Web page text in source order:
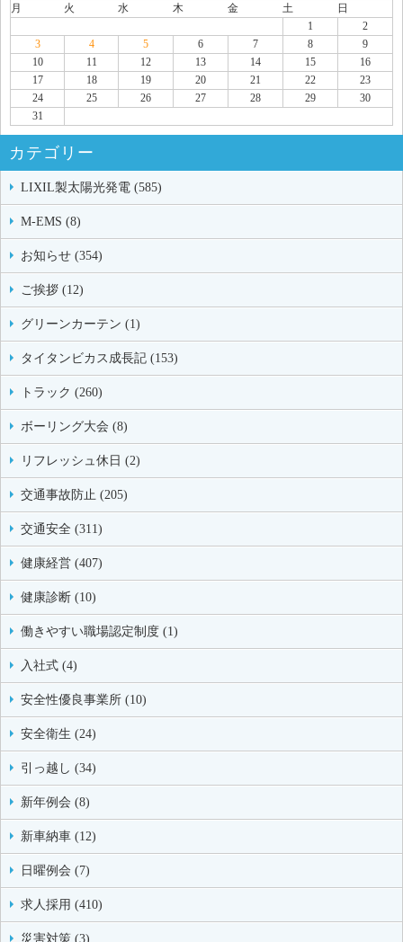
月
火 水 木 金 土
日
1
2
3
4 5 6 7 8
9
10
11 12 13 14 15
16
17
18 19 20 21 22
23
24
25 26 27 28 29
30
31
カテゴリー
LIXIL製太陽光発電 (585)
M-EMS (8)
お知らせ (354)
ご挨拶 (12)
グリーンカーテン (1)
タイタンビカス成長記 (153)
トラック (260)
ボーリング大会 (8)
リフレッシュ休日 (2)
交通事故防止 (205)
交通安全 (311)
健康経営 (407)
健康診断 (10)
働きやすい職場認定制度 (1)
入社式 (4)
安全性優良事業所 (10)
安全衛生 (24)
引っ越し (34)
新年例会 (8)
新車納車 (12)
日曜例会 (7)
求人採用 (410)
災害対策 (3)